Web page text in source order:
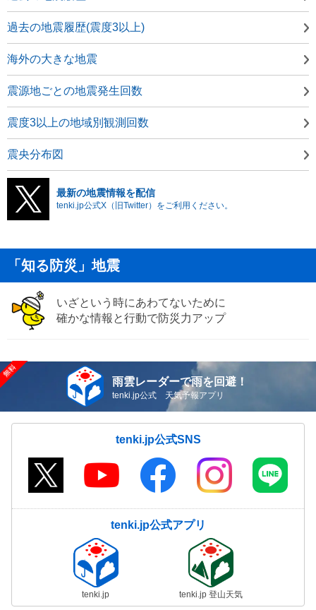
過去の地震履歴(震度3以上)
海外の大きな地震
震源地ごとの地震発生回数
震度3以上の地域別観測回数
震央分布図
最新の地震情報を配信
tenki.jp公式X（旧Twitter）をご利用ください。
「知る防災」地震
いざという時にあわてないために
確かな情報と行動で防災力アップ
雨雲レーダーで雨を回避！
tenki.jp公式 天気予報アプリ
tenki.jp公式SNS
tenki.jp公式アプリ
tenki.jp tenki.jp 登山天気